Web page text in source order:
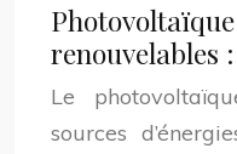
renouvelables
Le
sources